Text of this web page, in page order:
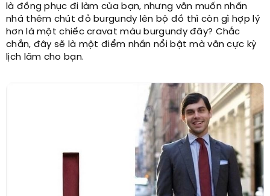
là đồng phục đi làm của bạn, nhưng vẫn muốn nhấn
nhá thêm chút đỏ burgundy lên bộ đồ thì còn gì hợp lý
hơn là một chiếc cravat màu burgundy đây? Chắc
chắn, đây sẽ là một điểm nhấn nổi bật mà vẫn cực kỳ
lịch lãm cho bạn.